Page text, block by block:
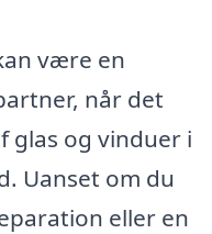
være en
når det
glas og vinduer i
Uanset om du
eller en